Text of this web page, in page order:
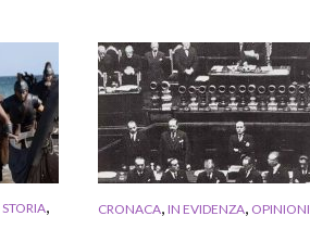
STORIA, CRONACA IN EVIDENZA OPINIONI